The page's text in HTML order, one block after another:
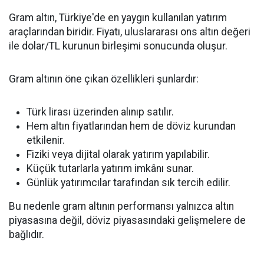
Gram altın, Türkiye'de en yaygın kullanılan yatırım
araçlarından biridir. Fiyatı, uluslararası ons altın değeri
ile dolar/TL kurunun birleşimi sonucunda oluşur.
Gram altının öne çıkan özellikleri şunlardır:
Türk lirası üzerinden alınıp satılır.
Hem altın fiyatlarından hem de döviz kurundan
etkilenir.
Fiziki veya dijital olarak yatırım yapılabilir.
Küçük tutarlarla yatırım imkânı sunar.
Günlük yatırımcılar tarafından sık tercih edilir.
Bu nedenle gram altının performansı yalnızca altın
piyasasına değil, döviz piyasasındaki gelişmelere de
bağlıdır.